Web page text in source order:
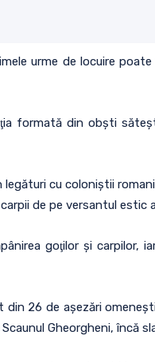
urme de locuire
formată din obşti
cu coloniştii
de pe versantul
goţilor şi
din 26 de aşezări
Gheorgheni, încă